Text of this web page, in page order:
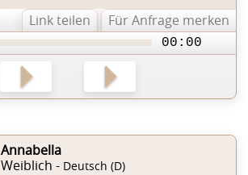
Link teilen
Für Anfrage merken
00:00
Annabella
Weiblich - Deutsch (D)